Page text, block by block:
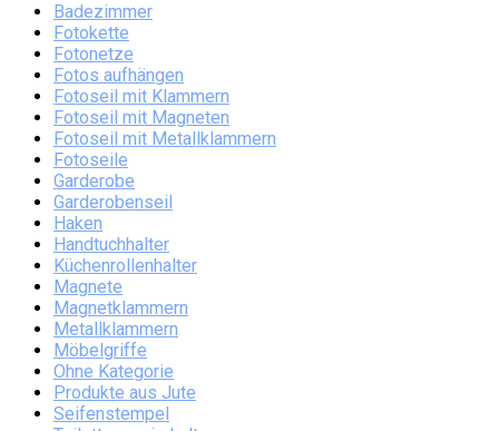
Badezimmer
Fotokette
Fotonetze
Fotos aufhängen
Fotoseil mit Klammern
Fotoseil mit Magneten
Fotoseil mit Metallklammern
Fotoseile
Garderobe
Garderobenseil
Haken
Handtuchhalter
Küchenrollenhalter
Magnete
Magnetklammern
Metallklammern
Möbelgriffe
Ohne Kategorie
Produkte aus Jute
Seifenstempel